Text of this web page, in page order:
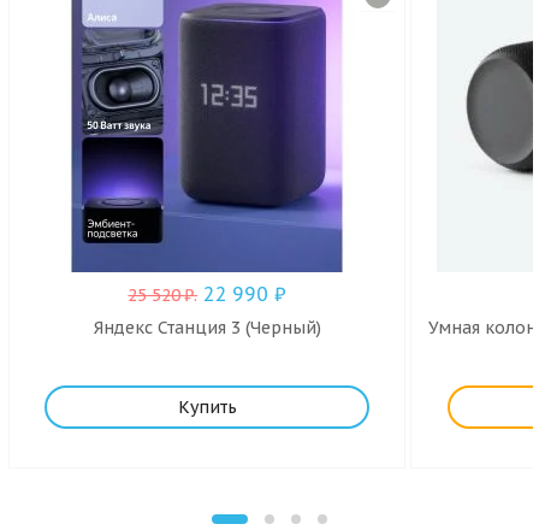
25 520₽. 22 990 ₽
Яндекс Станция 3 (Черный)
Купить
Умная